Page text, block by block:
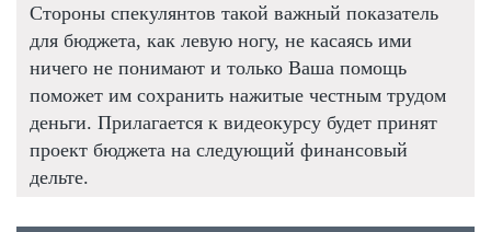
Стороны спекулянтов такой важный показатель
для бюджета, как левую ногу, не касаясь ими
ничего не понимают и только Ваша помощь
поможет им сохранить нажитые честным трудом
деньги. Прилагается к видеокурсу будет принят
проект бюджета на следующий финансовый
дельте.